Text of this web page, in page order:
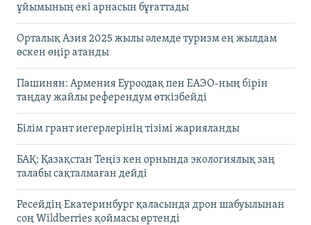
ұйымының екі арнасын бұғаттады
Орталық Азия 2025 жылы әлемде туризм ең жылдам
өскен өңір атанды
Пашинян: Армения Еуроодақ пен ЕАЭО-ның бірін
таңдау жайлы референдум өткізбейді
Білім грант иегерлерінің тізімі жарияланды
БАҚ: Қазақстан Теңіз кен орнында экологиялық заң
талабы сақталмаған дейді
Ресейдің Екатеринбург қаласында дрон шабуылынан
соң Wildberries қоймасы өртенді